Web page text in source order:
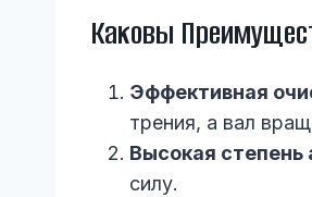
Каковы
Эффективная
трения, а вал
Высокая степень
силу.